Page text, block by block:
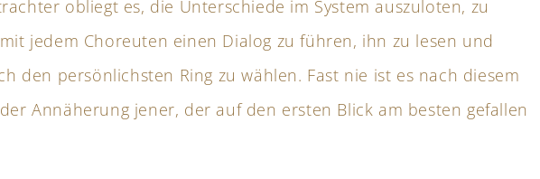
obliegt es, die Unterschiede im System auszuloten, zu
jedem Choreuten einen Dialog zu führen, ihn zu lesen und
den persönlichsten Ring zu wählen. Fast nie ist es nach diesem
Annäherung jener, der auf den ersten Blick am besten gefallen